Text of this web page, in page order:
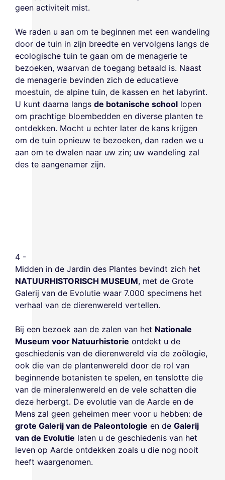
geen activiteit mist.
We raden u aan om te beginnen met een wandeling
door de tuin in zijn breedte en vervolgens langs de
ecologische tuin te gaan om de menagerie te
bezoeken, waarvan de toegang betaald is. Naast
de menagerie bevinden zich de educatieve
moestuin, de alpine tuin, de kassen en het labyrint.
U kunt daarna langs de botanische school lopen
om prachtige bloembedden en diverse planten te
ontdekken. Mocht u echter later de kans krijgen
om de tuin opnieuw te bezoeken, dan raden we u
aan om te dwalen naar uw zin; uw wandeling zal
des te aangenamer zijn.
4 -
Midden in de Jardin des Plantes bevindt zich het
NATUURHISTORISCH MUSEUM, met de Grote
Galerij van de Evolutie waar 7.000 specimens het
verhaal van de dierenwereld vertellen.
Bij een bezoek aan de zalen van het Nationale
Museum voor Natuurhistorie ontdekt u de
geschiedenis van de dierenwereld via de zoölogie,
ook die van de plantenwereld door de rol van
beginnende botanisten te spelen, en tenslotte die
van de mineralenwereld en de vele schatten die
deze herbergt. De evolutie van de Aarde en de
Mens zal geen geheimen meer voor u hebben: de
grote Galerij van de Paleontologie en de Galerij
van de Evolutie laten u de geschiedenis van het
leven op Aarde ontdekken zoals u die nog nooit
heeft waargenomen.